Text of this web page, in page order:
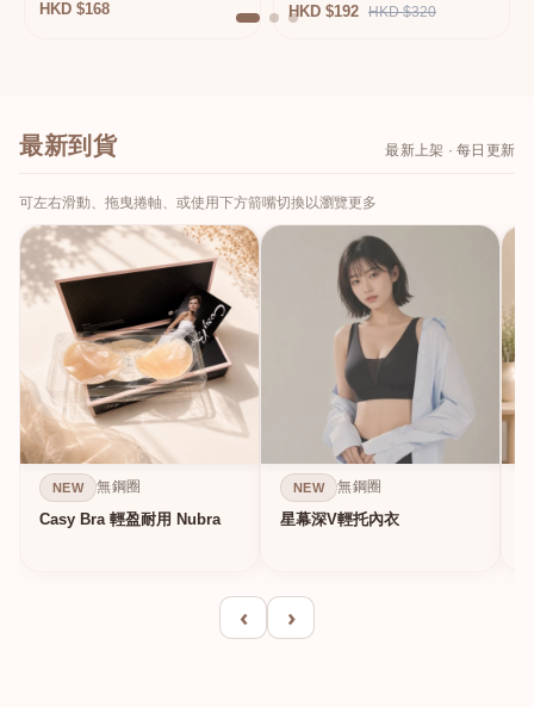
HKD $168 HKD $192 HKD $320
最新到貨 最新上架 · 每日更新
可左右滑動、拖曳捲軸、或使用下方箭嘴切換以瀏覽更多
NEW 無鋼圈
Casy Bra 輕盈耐用 Nubra
NEW 無鋼圈
星幕深V輕托內衣
‹ ›